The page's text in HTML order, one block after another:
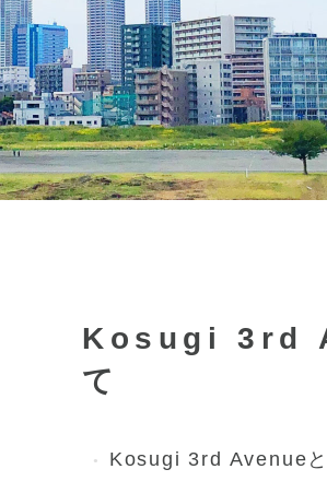
Kosugi 3rd
て
Kosugi 3rd Avenue